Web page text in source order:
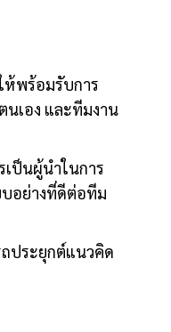
พร้อมรับการ
เอง และทีมงาน
เป็นผู้นำในการ
อย่างที่ดีต่อทีม
ประยุกต์แนวคิด